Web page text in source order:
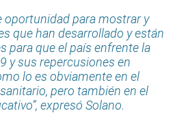
oportunidad para mostrar y
que han desarrollado y están
para que el país enfrente la
y sus repercusiones en
lo es obviamente en el
pero también en el
expresó Solano.